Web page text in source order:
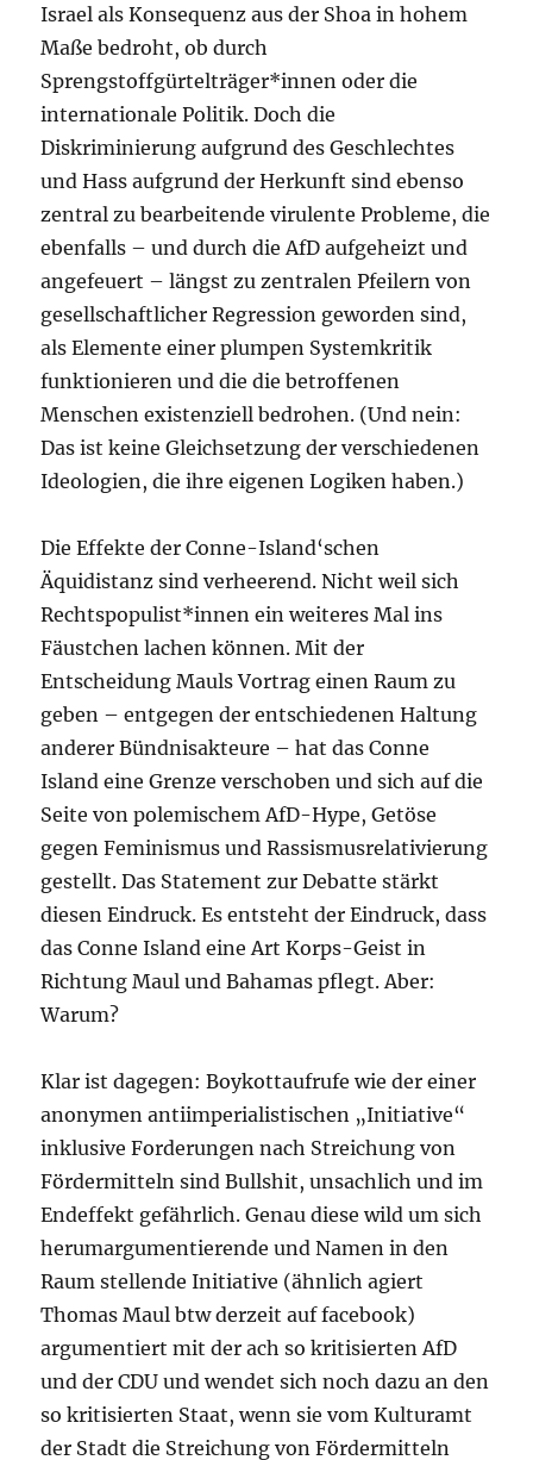
Israel als Konsequenz aus der Shoa in hohem
Maße bedroht, ob durch
Sprengstoffgürtelträger*innen oder die
internationale Politik. Doch die
Diskriminierung aufgrund des Geschlechtes
und Hass aufgrund der Herkunft sind ebenso
zentral zu bearbeitende virulente Probleme, die
ebenfalls – und durch die AfD aufgeheizt und
angefeuert – längst zu zentralen Pfeilern von
gesellschaftlicher Regression geworden sind,
als Elemente einer plumpen Systemkritik
funktionieren und die die betroffenen
Menschen existenziell bedrohen. (Und nein:
Das ist keine Gleichsetzung der verschiedenen
Ideologien, die ihre eigenen Logiken haben.)
Die Effekte der Conne-Island‘schen
Äquidistanz sind verheerend. Nicht weil sich
Rechtspopulist*innen ein weiteres Mal ins
Fäustchen lachen können. Mit der
Entscheidung Mauls Vortrag einen Raum zu
geben – entgegen der entschiedenen Haltung
anderer Bündnisakteure – hat das Conne
Island eine Grenze verschoben und sich auf die
Seite von polemischem AfD-Hype, Getöse
gegen Feminismus und Rassismusrelativierung
gestellt. Das Statement zur Debatte stärkt
diesen Eindruck. Es entsteht der Eindruck, dass
das Conne Island eine Art Korps-Geist in
Richtung Maul und Bahamas pflegt. Aber:
Warum?
Klar ist dagegen: Boykottaufrufe wie der einer
anonymen antiimperialistischen „Initiative“
inklusive Forderungen nach Streichung von
Fördermitteln sind Bullshit, unsachlich und im
Endeffekt gefährlich. Genau diese wild um sich
herumargumentierende und Namen in den
Raum stellende Initiative (ähnlich agiert
Thomas Maul btw derzeit auf facebook)
argumentiert mit der ach so kritisierten AfD
und der CDU und wendet sich noch dazu an den
so kritisierten Staat, wenn sie vom Kulturamt
der Stadt die Streichung von Fördermitteln